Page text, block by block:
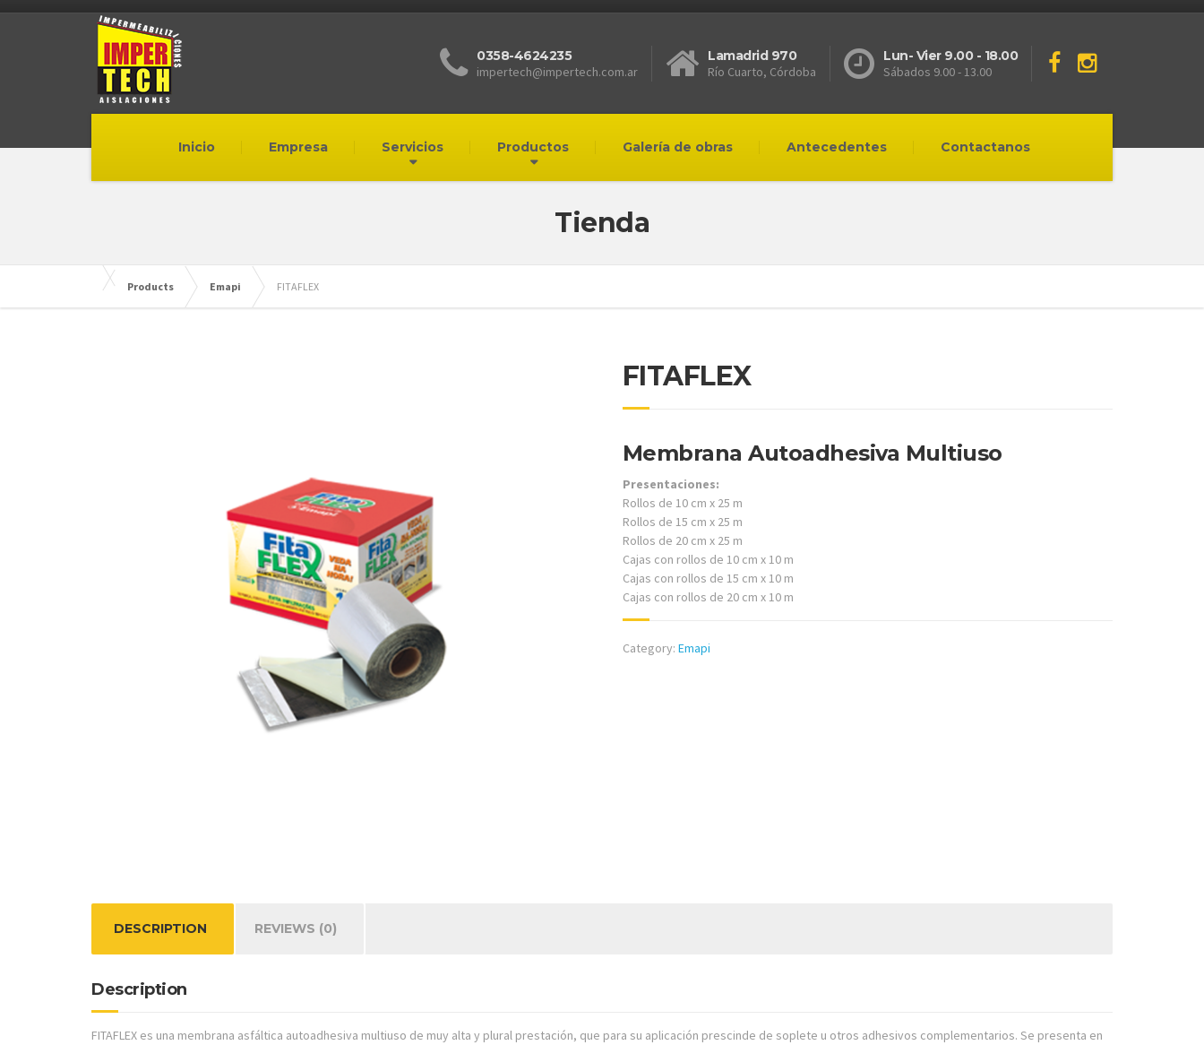
0358-4624235
impertech@impertech.com.ar
Lamadrid 970
Río Cuarto, Córdoba
Lun- Vier 9.00 - 18.00
Sábados 9.00 - 13.00
Inicio Empresa Servicios Productos Galería de obras Antecedentes Contactanos
Tienda
Products Emapi FITAFLEX
FITAFLEX
Membrana Autoadhesiva Multiuso
Presentaciones:
Rollos de 10 cm x 25 m
Rollos de 15 cm x 25 m
Rollos de 20 cm x 25 m
Cajas con rollos de 10 cm x 10 m
Cajas con rollos de 15 cm x 10 m
Cajas con rollos de 20 cm x 10 m
Category: Emapi
DESCRIPTION REVIEWS (0)
Description
FITAFLEX es una membrana asfáltica autoadhesiva multiuso de muy alta y plural prestación, que para su aplicación prescinde de soplete u otros adhesivos complementarios. Se presenta en